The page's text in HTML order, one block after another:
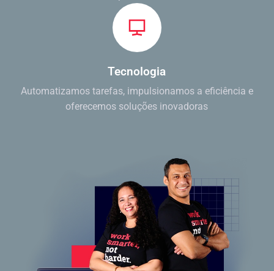
Tecnologia
Automatizamos tarefas, impulsionamos a eficiência e
oferecemos soluções inovadoras